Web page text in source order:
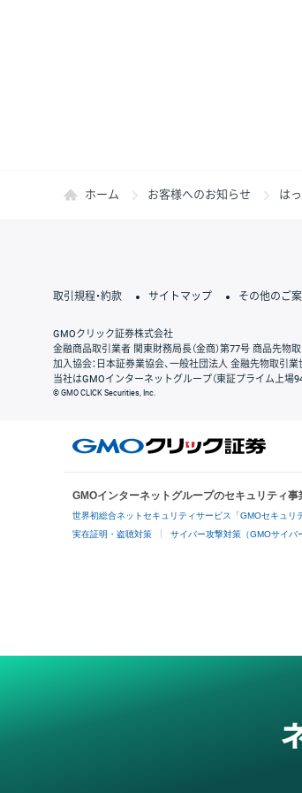
ホーム お客様へのお知らせ は
取引規程・約款 サイトマップ その他のご
GMOクリック証券株式会社
金融商品取引業者 関東財務局長（金商）第77号 商品先物
加入協会：日本証券業協会、一般社団法人 金融先物取引
当社はGMOインターネットグループ（東証プライム上場
© GMO CLICK Securities, Inc.
GMOインターネットグループのセキュリティ事
世界初総合ネットセキュリティサービス「GMOセキュリ
実在証明・盗聴対策 サイバー攻撃対策（GMOサイバ